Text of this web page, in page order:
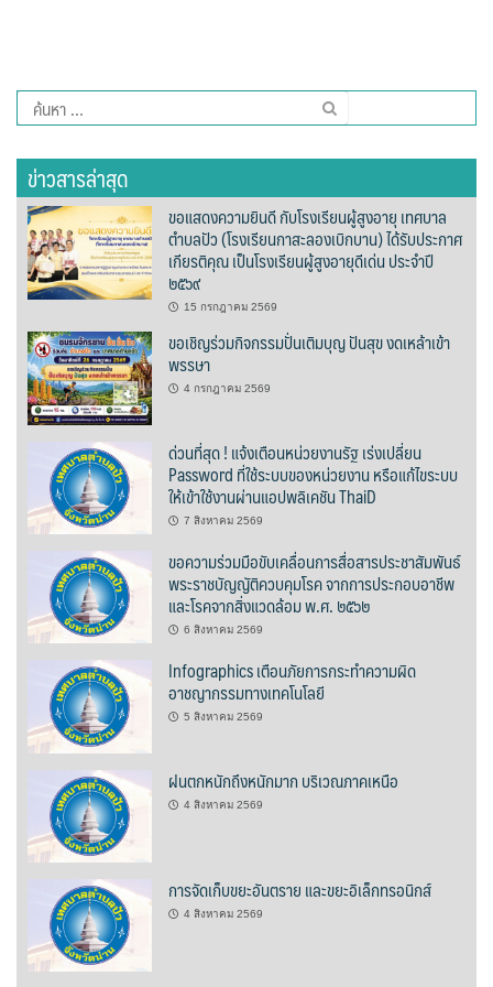
นครน่านอพาร์ทเม้น
นะลาวิวรีสอร์ท
นาต้นบัวโฮมสเตย์
น่านปัว รีสอร์ท
นาเหล่า เก๊าสลี โฮมสเตย์
นาไผ่ปัววิว
บวกบัววิวรีสอร์ท
บ้านกังหัน @ ปัวคอทเทจ
บ้านต้นคูณ
บ้านนาโฮมสเตย์
บ้านปัว ปลายนา
บ้านพักชมดอย
บ้านยลญภา
บ้านริมทุ่งรีสอร์ท
บ้านสวนศรีสุขโฮมสเตย์
บ้านฮิมนาปัว
บ้านไม้ปลายนา
ค้นหา
สำหรับ:
ข่าวสารล่าสุด
ขอแสดงความยินดี กับโรงเรียนผู้สูงอายุ เทศบาล
ตำบลปัว (โรงเรียนกาสะลองเบิกบาน) ได้รับประกาศ
เกียรติคุณ เป็นโรงเรียนผู้สูงอายุดีเด่น ประจำปี
๒๕๖๙
15 กรกฎาคม 2569
ขอเชิญร่วมกิจกรรมปั่นเติมบุญ ปันสุข งดเหล้าเข้า
พรรษา
4 กรกฎาคม 2569
ด่วนที่สุด ! แจ้งเตือนหน่วยงานรัฐ เร่งเปลี่ยน
Password ที่ใช้ระบบของหน่วยงาน หรือแก้ไขระบบ
ให้เข้าใช้งานผ่านแอปพลิเคชัน ThaiD
7 สิงหาคม 2569
ขอความร่วมมือขับเคลื่อนการสื่อสารประชาสัมพันธ์
พระราชบัญญัติควบคุมโรค จากการประกอบอาชีพ
และโรคจากสิ่งแวดล้อม พ.ศ. ๒๕๖๒
6 สิงหาคม 2569
Infographics เตือนภัยการกระทำความผิด
อาชญากรรมทางเทคโนโลยี
5 สิงหาคม 2569
ฝนตกหนักถึงหนักมาก บริเวณภาคเหนือ
4 สิงหาคม 2569
การจัดเก็บขยะอันตราย และขยะอิเล็กทรอนิกส์
4 สิงหาคม 2569